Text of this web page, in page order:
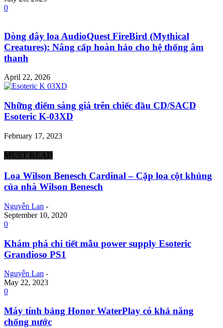
0
Dòng dây loa AudioQuest FireBird (Mythical
Creatures): Nâng cấp hoàn hảo cho hệ thống âm
thanh
April 22, 2026
Những điểm sáng giá trên chiếc đầu CD/SACD
Esoteric K-03XD
February 17, 2023
MUST READ
Loa Wilson Benesch Cardinal – Cặp loa cột khủng
của nhà Wilson Benesch
Nguyễn Lan -
September 10, 2020
0
Khám phá chi tiết mẫu power supply Esoteric
Grandioso PS1
Nguyễn Lan -
May 22, 2023
0
Máy tính bảng Honor WaterPlay có khả năng
chống nước